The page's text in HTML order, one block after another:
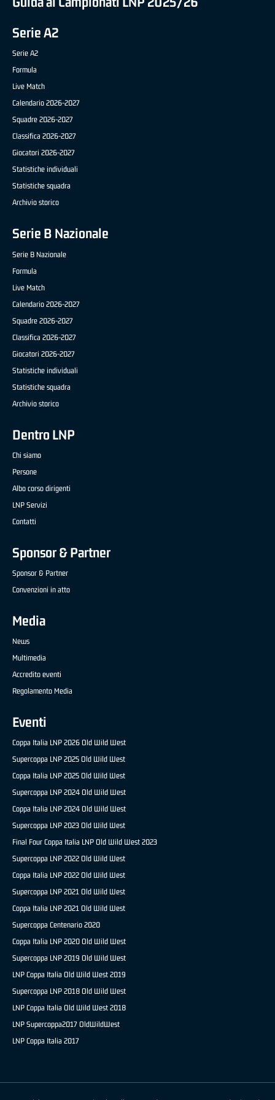
Serie A2
Serie A2
Formula
Live Match
Calendario 2026-2027
Squadre 2026-2027
Classifica 2026-2027
Giocatori 2026-2027
Statistiche individuali
Statistiche squadra
Archivio storico
Serie B Nazionale
Serie B Nazionale
Formula
Live Match
Calendario 2026-2027
Squadre 2026-2027
Classifica 2026-2027
Giocatori 2026-2027
Statistiche individuali
Statistiche squadra
Archivio storico
Dentro LNP
Chi siamo
Persone
Albo corso dirigenti
LNP Servizi
Contatti
Sponsor & Partner
Sponsor & Partner
Convenzioni in atto
Media
News
Multimedia
Accredito eventi
Regolamento Media
Eventi
Coppa Italia LNP 2026 Old Wild West
Supercoppa LNP 2025 Old Wild West
Coppa Italia LNP 2025 Old Wild West
Supercoppa LNP 2024 Old Wild West
Coppa Italia LNP 2024 Old Wild West
Supercoppa LNP 2023 Old Wild West
Final Four Coppa Italia LNP Old Wild West 2023
Supercoppa LNP 2022 Old Wild West
Coppa Italia LNP 2022 Old Wild West
Supercoppa LNP 2021 Old Wild West
Coppa Italia LNP 2021 Old Wild West
Supercoppa Centenario 2020
Coppa Italia LNP 2020 Old Wild West
Supercoppa LNP 2019 Old Wild West
LNP Coppa Italia Old Wild West 2019
Supercoppa LNP 2018 Old Wild West
LNP Coppa Italia Old Wild West 2018
LNP Supercoppa2017 OldWildWest
LNP Coppa Italia 2017